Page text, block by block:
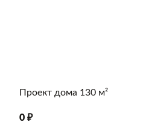
Проект дома 130 м²
0 ₽